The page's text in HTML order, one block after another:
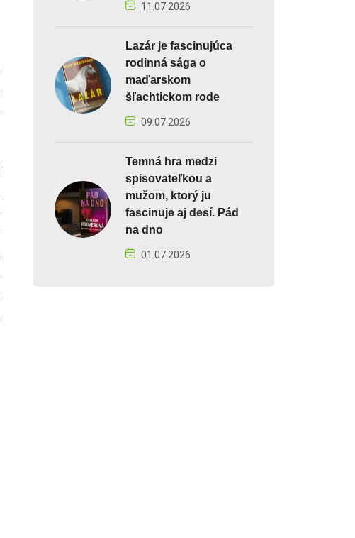
11.07.2026
Lazár je fascinujúca
rodinná sága o
maďarskom
šľachtickom rode
09.07.2026
Temná hra medzi
spisovateľkou a
mužom, ktorý ju
fascinuje aj desí. Pád
na dno
01.07.2026